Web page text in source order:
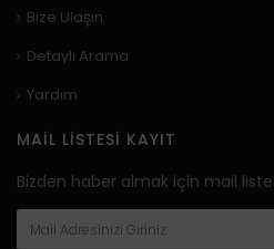
Bize Ulaşın
Detaylı Arama
Yardım
MAIL LISTESI KAYIT
Bizden haber almak için mail